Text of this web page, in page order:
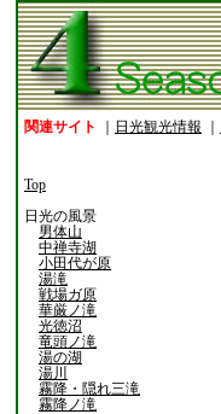
関連サイト 日光観光情報
Top
日光の風景
男体山
中禅寺湖
小田代が原
湯滝
戦場ガ原
華厳ノ滝
光徳沼
竜頭ノ滝
湯の湖
湯川
霧降・隠れ三滝
霧降ノ滝